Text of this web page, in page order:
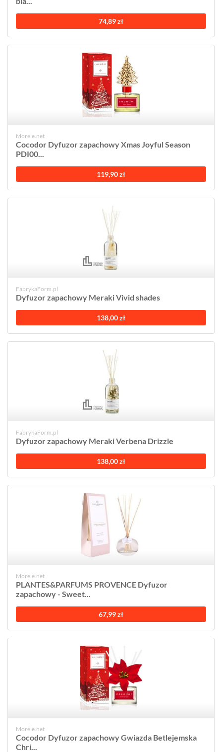
74,89 zł
Morele.net
Cocodor Dyfuzor zapachowy Xmas Joyful Season
PDI00...
119,90 zł
FabrykaForm.pl
Dyfuzor zapachowy Meraki Vivid shades
138,00 zł
FabrykaForm.pl
Dyfuzor zapachowy Meraki Verbena Drizzle
138,00 zł
Morele.net
PLANTES&PARFUMS PROVENCE Dyfuzor
zapachowy - Sweet...
67,99 zł
Morele.net
Cocodor Dyfuzor zapachowy Gwiazda Betlejemska
Chri...